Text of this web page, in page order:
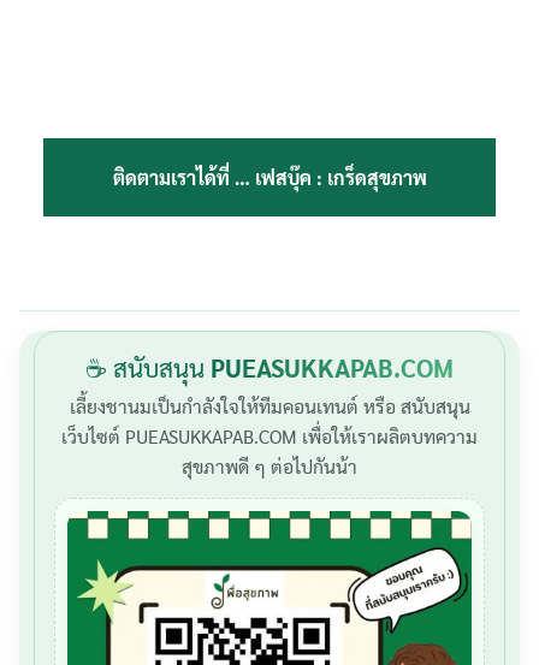
ติดตามเราได้ที่ … เฟสบุ๊ค : เกร็ดสุขภาพ
☕ สนับสนุน PUEASUKKAPAB.COM
เลี้ยงชานมเป็นกำลังใจให้ทีมคอนเทนต์ หรือ สนับสนุน
เว็บไซต์ PUEASUKKAPAB.COM เพื่อให้เราผลิตบทความ
สุขภาพดี ๆ ต่อไปกันน้า